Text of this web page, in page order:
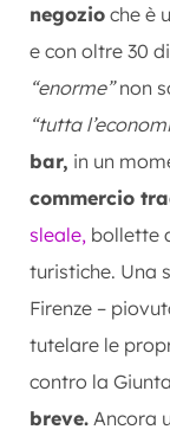
negozio che è
e con oltre 30
“enorme”non
“tutta
bar, in un
commercio
sleale, bollette
turistiche. Una
Firenze –
tutelare le
contro la
breve. Ancora